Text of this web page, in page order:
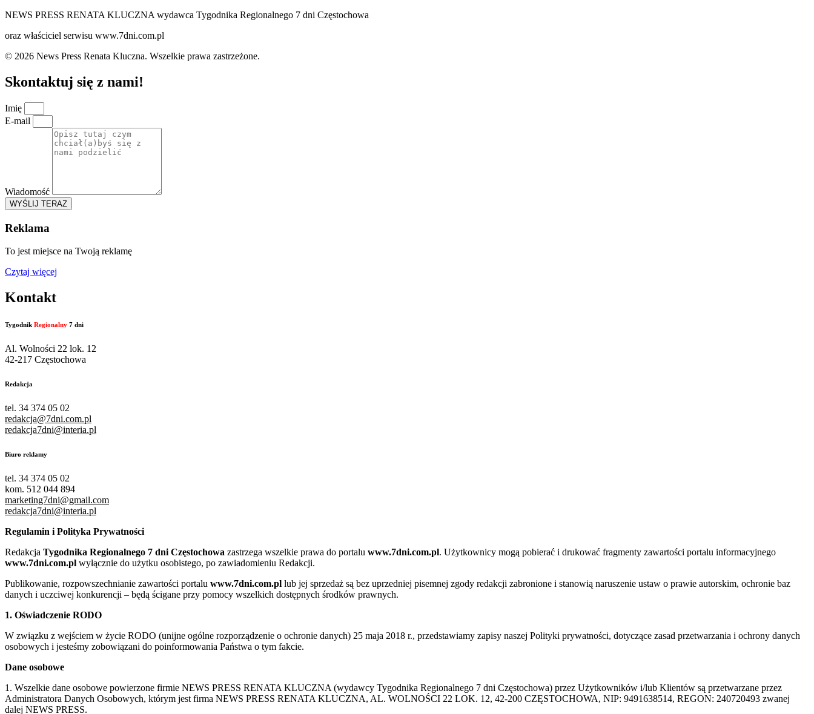
NEWS PRESS RENATA KLUCZNA wydawca Tygodnika Regionalnego 7 dni Częstochowa
oraz właściciel serwisu www.7dni.com.pl
© 2026 News Press Renata Kluczna. Wszelkie prawa zastrzeżone.
Skontaktuj się z nami!
Imię
E-mail
Wiadomość
WYŚLIJ TERAZ
Reklama
To jest miejsce na Twoją reklamę
Czytaj więcej
Kontakt
Tygodnik Regionalny 7 dni
Al. Wolności 22 lok. 12
42-217 Częstochowa
Redakcja
tel. 34 374 05 02
redakcja@7dni.com.pl
redakcja7dni@interia.pl
Biuro reklamy
tel. 34 374 05 02
kom. 512 044 894
marketing7dni@gmail.com
redakcja7dni@interia.pl
Regulamin i Polityka Prywatności
Redakcja Tygodnika Regionalnego 7 dni Częstochowa zastrzega wszelkie prawa do portalu www.7dni.com.pl. Użytkownicy mogą pobierać i drukować fragmenty zawartości portalu informacyjnego
www.7dni.com.pl wyłącznie do użytku osobistego, po zawiadomieniu Redakcji.
Publikowanie, rozpowszechnianie zawartości portalu www.7dni.com.pl lub jej sprzedaż są bez uprzedniej pisemnej zgody redakcji zabronione i stanowią naruszenie ustaw o prawie autorskim, ochronie baz
danych i uczciwej konkurencji – będą ścigane przy pomocy wszelkich dostępnych środków prawnych.
1. Oświadczenie RODO
W związku z wejściem w życie RODO (unijne ogólne rozporządzenie o ochronie danych) 25 maja 2018 r., przedstawiamy zapisy naszej Polityki prywatności, dotyczące zasad przetwarzania i ochrony danych
osobowych i jesteśmy zobowiązani do poinformowania Państwa o tym fakcie.
Dane osobowe
1. Wszelkie dane osobowe powierzone firmie NEWS PRESS RENATA KLUCZNA (wydawcy Tygodnika Regionalnego 7 dni Częstochowa) przez Użytkowników i/lub Klientów są przetwarzane przez
Administratora Danych Osobowych, którym jest firma NEWS PRESS RENATA KLUCZNA, AL. WOLNOŚCI 22 LOK. 12, 42-200 CZĘSTOCHOWA, NIP: 9491638514, REGON: 240720493 zwanej
dalej NEWS PRESS.